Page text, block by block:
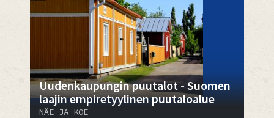
Uudenkaupungin puutalot - Suomen
laajin empiretyylinen puutaloalue
NÄE JA KOE